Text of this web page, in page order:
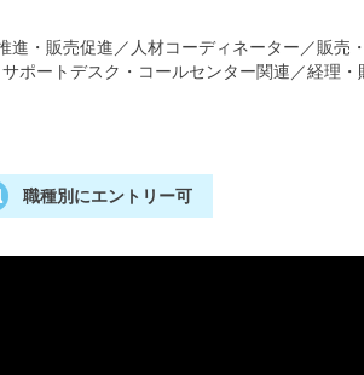
進・販売促進 ／ 人材コーディネーター ／販売
サポートデスク・コールセンター関連 ／経理・
職種別にエントリー可